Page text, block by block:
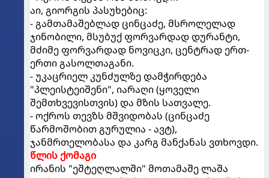
აი, გიორგის პასუხებიც:
- გამთამაშებლად ცინცაძე, მსროლელად
ჯინობილი, მსუბუქ ფორვარდად დურანტი,
მძიმე ფორვარდად ნოვიცკი, ცენტრად ერთ-
ერთი გასოლთაგანი.
- უკაცრიელ კუნძულზე დამჭირდება
"პლეისტეიშენი", იარაღი (ყოველი
შემთხვევისთვის) და მზის სათვალე.
- ოქროს თევზს მშვიდობას (ცინცაძე
წარმოშობით გურულია - ავტ),
ჯანმრთელობასა და კარგ მანქანას ვთხოვდი.
წლის ქომაგი
ირანის "ეშტეღლალში" მოთამაშე ლაშა